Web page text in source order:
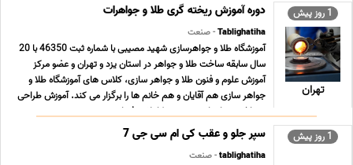
شماست. مشخصات فنی محصول · چشمه (مش) 3×3 میلی م ... ...
1 روز پیش
تهران
دوره آموزش ریخته گری طلا و جواهرات
Tablighatiha- صنعت
آموزشگاه طلا و جواهرسازی شهید مصیبی با شماره ثبت 46350 با 20
سال سابقه ساخت طلا و جواهر در استان یزد و تهران و عضو مرکز
آموزش علوم و فنون طلا و جواهر سازى، کلاس هاى آموزشگاه طلا و
جواهر سازى هم آقایان و هم خانم ها را برگزار می کند. آموزش طراحى
و ساخت جواهرات به صورت کاملا حرفه اى ... ...
1 روز پیش سپر جلو و عقب کی ام سی جی 7
tablighatiha- صنعت